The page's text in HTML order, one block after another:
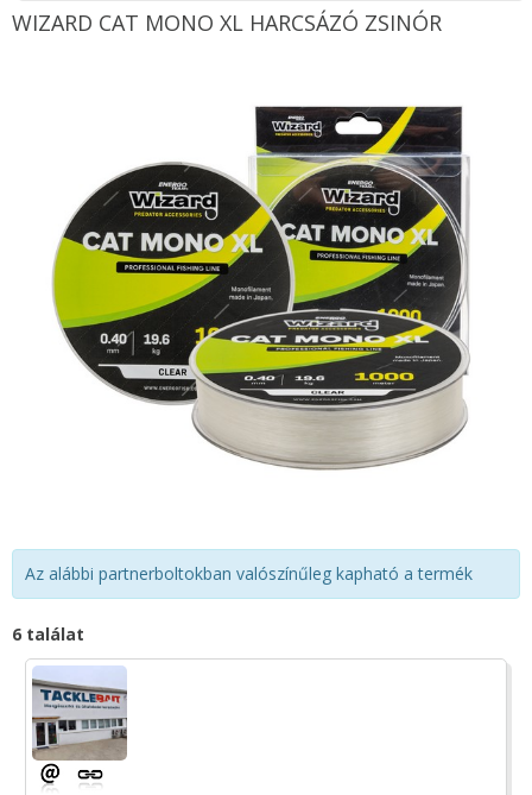
WIZARD CAT MONO XL HARCSÁZÓ ZSINÓR
Az alábbi partnerboltokban valószínűleg kapható a termék
6 találat